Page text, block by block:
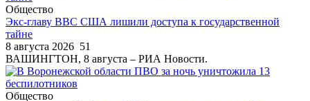
Общество
Экс-главу ВВС США лишили доступа к государственной
тайне
8 августа 2026 51
ВАШИНГТОН, 8 августа – РИА Новости.
Общество